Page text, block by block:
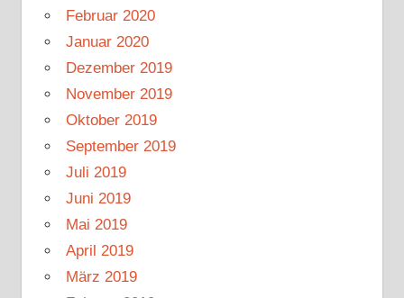
Februar 2020
Januar 2020
Dezember 2019
November 2019
Oktober 2019
September 2019
Juli 2019
Juni 2019
Mai 2019
April 2019
März 2019